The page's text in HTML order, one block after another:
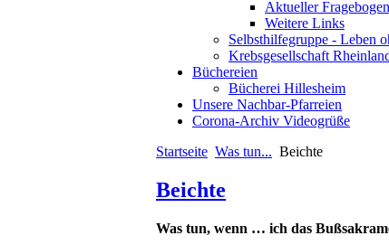
Aktueller
Weitere Links
Selbsthilfegruppe - Leben
Krebsgesellschaft
Büchereien
Bücherei Hillesheim
Unsere Nachbar-Pfarreien
Corona-Archiv Videogrüße
Startseite Was tun... Beichte
Beichte
Was tun, wenn … ich das